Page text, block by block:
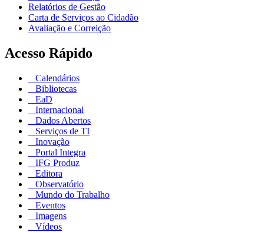
Relatórios de Gestão
Carta de Serviços ao Cidadão
Avaliação e Correição
Acesso Rápido
Calendários
Bibliotecas
EaD
Internacional
Dados Abertos
Serviços de TI
Inovação
Portal Integra
IFG Produz
Editora
Observatório
Mundo do Trabalho
Eventos
Imagens
Vídeos